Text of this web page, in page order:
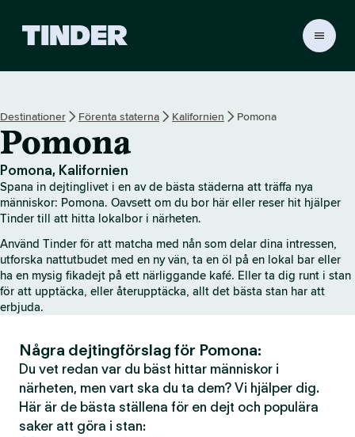
r
a
r
t
i
d
a
Destinationer Förenta staterna Kalifornien Pomona
Pomona
Pomona, Kalifornien
Spana in dejtinglivet i en av de bästa städerna att träffa nya
människor: Pomona. Oavsett om du bor här eller reser hit hjälper
Tinder till att hitta lokalbor i närheten.
Använd Tinder för att matcha med nån som delar dina intressen,
utforska nattutbudet med en ny vän, ta en öl på en lokal bar eller
ha en mysig fikadejt på ett närliggande kafé. Eller ta dig runt i stan
för att upptäcka, eller återupptäcka, allt det bästa stan har att
erbjuda.
Några dejtingförslag för Pomona:
Du vet redan var du bäst hittar människor i
närheten, men vart ska du ta dem? Vi hjälper dig.
Här är de bästa ställena för en dejt och populära
saker att göra i stan: